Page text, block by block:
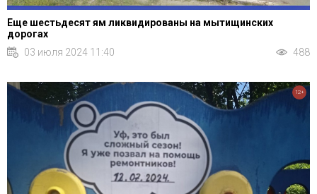
Еще шестьдесят ям ликвидированы на мытищинских
дорогах
03 июля 2024 11:40
488
12+